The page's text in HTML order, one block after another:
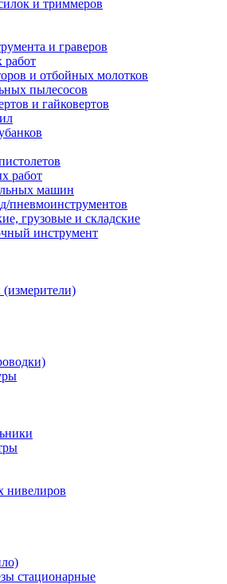
и триммеров
и граверов
работ
и отбойных молотков
пылесоcов
и гайковертов
работ
машин
пневмоинструментов
грузовые и складские
инструмент
нивелиров
стационарные